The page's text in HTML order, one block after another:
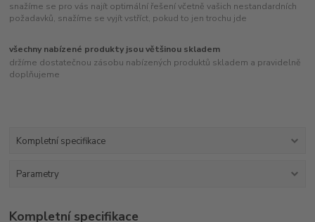
snažíme se pro vás najít optimální řešení včetně vašich nestandardních
požadavků, snažíme se vyjít vstříct, pokud to jen trochu jde
všechny nabízené produkty jsou většinou skladem
držíme dostatečnou zásobu nabízených produktů skladem a pravidelně
doplňujeme
Kompletní specifikace
Parametry
Kompletní specifikace